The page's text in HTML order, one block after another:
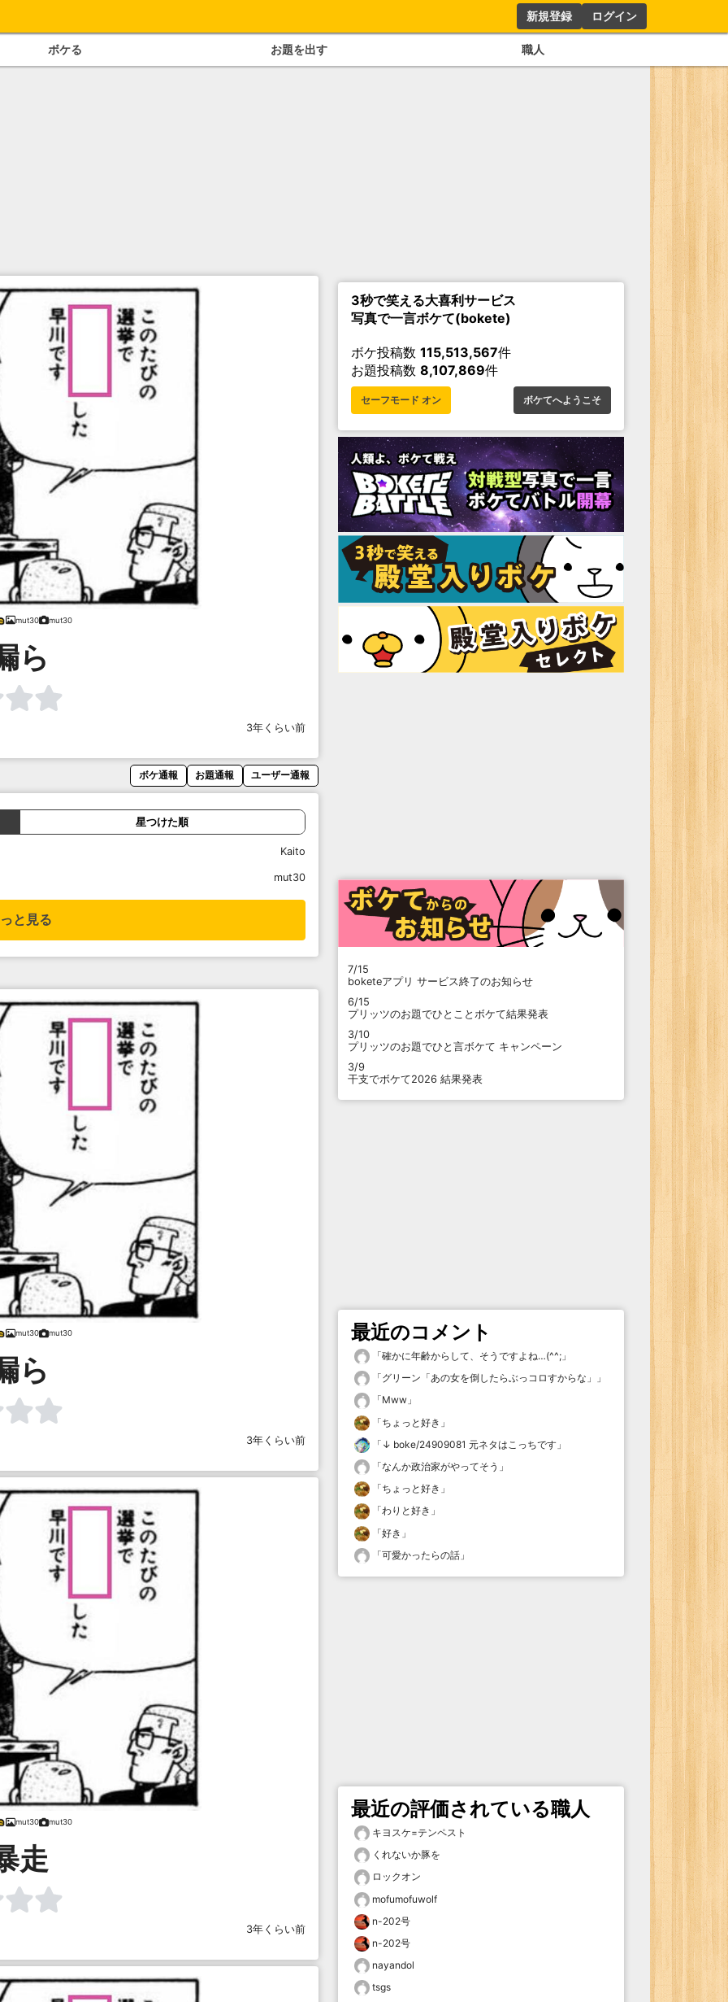
新規登録 ログイン
ボケる お題を出す 職人
mut30 mut30
ら
3年くらい前
ボケ通報 お題通報 ユーザー通報
星つけた順
Kaito
mut30
と見る
mut30 mut30
ら
3年くらい前
mut30 mut30
走
3年くらい前
3秒で笑える大喜利サービス
写真で一言ボケて(bokete)
ボケ投稿数 115,513,567件
お題投稿数 8,107,869件
セーフモード オン ボケてへようこそ
7/15
boketeアプリ サービス終了のお知らせ
6/15
プリッツのお題でひとことボケて結果発表
3/10
プリッツのお題でひと言ボケて キャンペーン
3/9
干支でボケて2026 結果発表
最近のコメント
「確かに年齢からして、そうですよね…(^^; 」
「グリーン「あの女を倒したらぶっコロすからな」
」
「Mww 」
「ちょっと好き 」
「 ↓ boke/24909081 元ネタはこっちです 」
「なんか政治家がやってそう 」
「ちょっと好き 」
「わりと好き 」
「好き 」
「可愛かったらの話 」
最近の評価されている職人
キヨスケ=テンペスト
くれないか豚を
ロックオン
mofumofuwolf
n-202号
n-202号
nayandol
tsgs